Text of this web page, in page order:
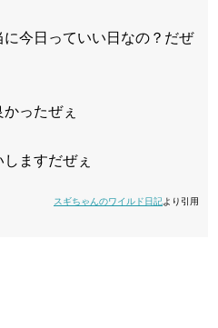
今日っていい日なの？だぜ
ったぜぇ
ますだぜぇ
スギちゃんのワイルド日記より引用